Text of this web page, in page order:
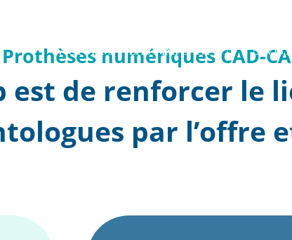
VICTORY® EASY IMPLANT®
Prothèses numériques CAD-
est de renforcer le
par l’offre